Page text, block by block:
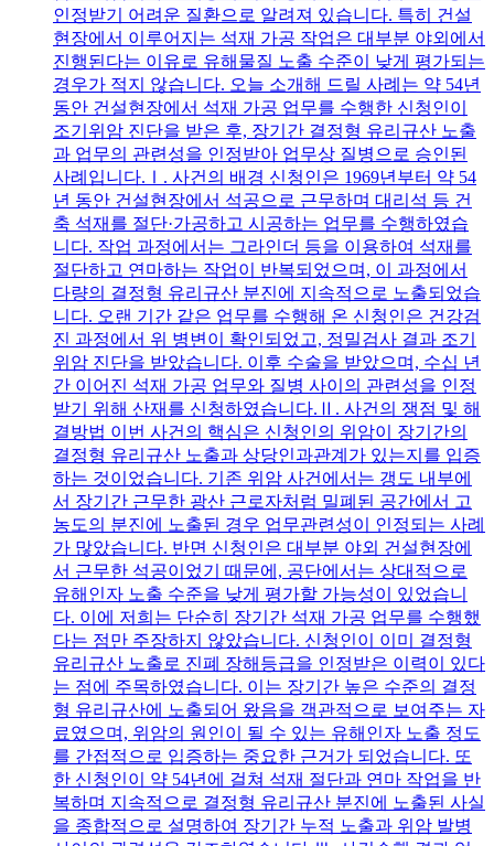
인정받기 어려운 질환으로 알려져 있습니다. 특히 건설
현장에서 이루어지는 석재 가공 작업은 대부분 야외에서
진행된다는 이유로 유해물질 노출 수준이 낮게 평가되는
경우가 적지 않습니다. 오늘 소개해 드릴 사례는 약 54년
동안 건설현장에서 석재 가공 업무를 수행한 신청인이
조기위암 진단을 받은 후, 장기간 결정형 유리규산 노출
과 업무의 관련성을 인정받아 업무상 질병으로 승인된
사례입니다.Ⅰ. 사건의 배경 신청인은 1969년부터 약 54
년 동안 건설현장에서 석공으로 근무하며 대리석 등 건
축 석재를 절단·가공하고 시공하는 업무를 수행하였습
니다. 작업 과정에서는 그라인더 등을 이용하여 석재를
절단하고 연마하는 작업이 반복되었으며, 이 과정에서
다량의 결정형 유리규산 분진에 지속적으로 노출되었습
니다. 오랜 기간 같은 업무를 수행해 온 신청인은 건강검
진 과정에서 위 병변이 확인되었고, 정밀검사 결과 조기
위암 진단을 받았습니다. 이후 수술을 받았으며, 수십 년
간 이어진 석재 가공 업무와 질병 사이의 관련성을 인정
받기 위해 산재를 신청하였습니다.Ⅱ. 사건의 쟁점 및 해
결방법 이번 사건의 핵심은 신청인의 위암이 장기간의
결정형 유리규산 노출과 상당인과관계가 있는지를 입증
하는 것이었습니다. 기존 위암 사건에서는 갱도 내부에
서 장기간 근무한 광산 근로자처럼 밀폐된 공간에서 고
농도의 분진에 노출된 경우 업무관련성이 인정되는 사례
가 많았습니다. 반면 신청인은 대부분 야외 건설현장에
서 근무한 석공이었기 때문에, 공단에서는 상대적으로
유해인자 노출 수준을 낮게 평가할 가능성이 있었습니
다. 이에 저희는 단순히 장기간 석재 가공 업무를 수행했
다는 점만 주장하지 않았습니다. 신청인이 이미 결정형
유리규산 노출로 진폐 장해등급을 인정받은 이력이 있다
는 점에 주목하였습니다. 이는 장기간 높은 수준의 결정
형 유리규산에 노출되어 왔음을 객관적으로 보여주는 자
료였으며, 위암의 원인이 될 수 있는 유해인자 노출 정도
를 간접적으로 입증하는 중요한 근거가 되었습니다. 또
한 신청인이 약 54년에 걸쳐 석재 절단과 연마 작업을 반
복하며 지속적으로 결정형 유리규산 분진에 노출된 사실
을 종합적으로 설명하여 장기간 누적 노출과 위암 발병